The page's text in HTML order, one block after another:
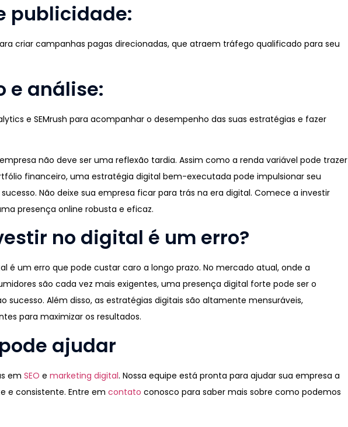
publicidade:
criar campanhas pagas direcionadas, que atraem tráfego qualificado para seu
e análise:
e SEMrush para acompanhar o desempenho das suas estratégias e fazer
não deve ser uma reflexão tardia. Assim como a renda variável pode trazer
financeiro, uma estratégia digital bem-executada pode impulsionar seu
Não deixe sua empresa ficar para trás na era digital. Comece a investir
presença online robusta e eficaz.
no digital é um erro?
é um erro que pode custar caro a longo prazo. No mercado atual, onde a
são cada vez mais exigentes, uma presença digital forte pode ser o
sucesso. Além disso, as estratégias digitais são altamente mensuráveis,
para maximizar os resultados.
ajudar
em SEO e marketing digital. Nossa equipe está pronta para ajudar sua empresa a
e consistente. Entre em contato conosco para saber mais sobre como podemos